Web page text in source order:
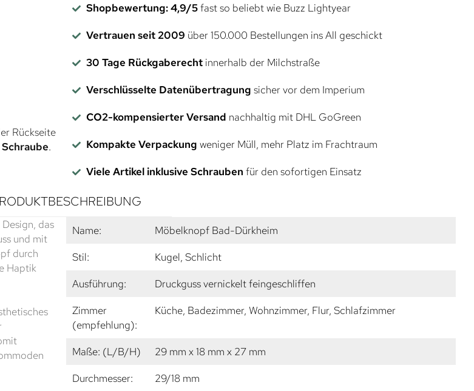
Rückseite
.
Shopbewertung: 4,9/5fast so beliebt wie Buzz Lightyear
Vertrauen seit 2009 über 150.000 Bestellungen ins All geschickt
30 Tage Rückgaberechtinnerhalb der Milchstraße
Verschlüsselte Datenübertragung sicher vor dem Imperium
CO2-kompensierter Versand nachhaltig mit DHL GoGreen
Kompakte Verpackung weniger Müll, mehr Platz im Frachtraum
Viele Artikel inklusive Schrauben für den sofortigen Einsatz
das
und mit
durch
Haptik
Name:
Möbelknopf Bad-Dürkheim
Stil:
Kugel, Schlicht
Ausführung:
Druckguss vernickelt feingeschliffen
Zimmer
(empfehlung):
Küche, Badezimmer, Wohnzimmer, Flur, Schlafzimmer
Maße: (L/B/H)
29 mm x 18 mm x 27 mm
Durchmesser:
29/18 mm